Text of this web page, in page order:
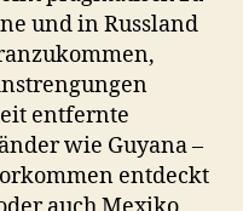
und in Russland
entfernte
wie Guyana –
entdeckt